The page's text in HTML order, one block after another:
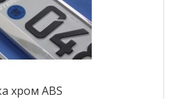
хром ABS